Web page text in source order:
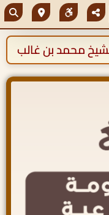
محمد بن غالب